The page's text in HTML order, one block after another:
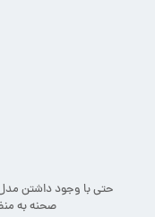
حتی با وجود داشتن مدل
صحنه به